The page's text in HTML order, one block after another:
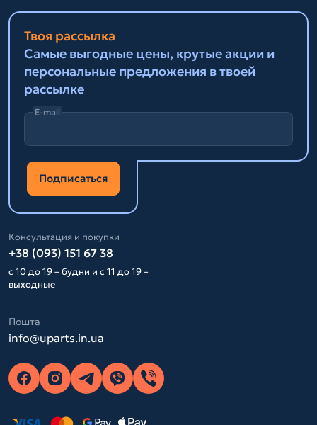
Твоя рассылка
Самые выгодные цены, крутые акции и
персональные предложения в твоей
рассылке
E-mail
Подписаться
Консультация и покупки
+38 (093) 151 67 38
с 10 до 19 – будни и с 11 до 19 –
выходные
Пошта
info@uparts.in.ua